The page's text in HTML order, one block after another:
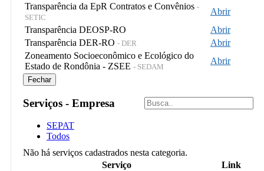
Transparência da EpR Contratos e Convênios -
SETIC
Abrir
Transparência DEOSP-RO
Abrir
Transparência DER-RO - DER
Abrir
Zoneamento Socioeconômico e Ecológico do
Estado de Rondônia - ZSEE - SEDAM
Abrir
Fechar
Serviços - Empresa
SEPAT
Todos
Não há serviços cadastrados nesta categoria.
Serviço
Link